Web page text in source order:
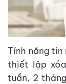
Tính năng tin
thiết lập
tuần, 2